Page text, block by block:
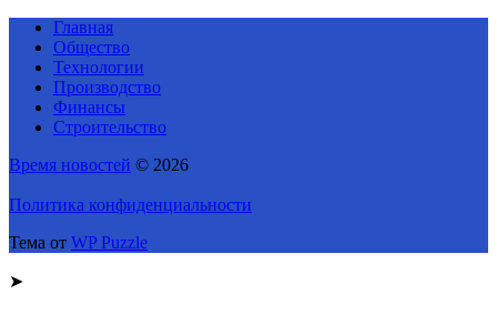
Главная
Общество
Технологии
Производство
Финансы
Строительство
Время новостей © 2026
Политика конфиденциальности
Тема от WP Puzzle
➤